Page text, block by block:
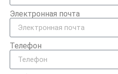
Электронная почта
Телефон